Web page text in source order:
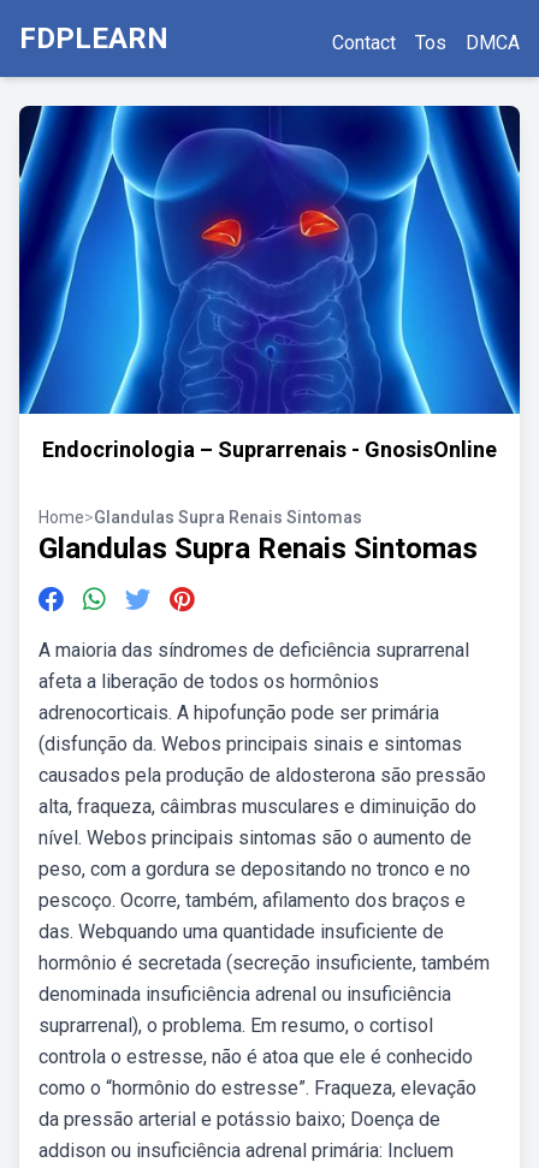
FDPLEARN Contact Tos DMCA
Endocrinologia – Suprarrenais - GnosisOnline
Home>Glandulas Supra Renais Sintomas
Glandulas Supra Renais Sintomas
A maioria das síndromes de deficiência suprarrenal
afeta a liberação de todos os hormônios
adrenocorticais. A hipofunção pode ser primária
(disfunção da. Webos principais sinais e sintomas
causados pela produção de aldosterona são pressão
alta, fraqueza, câimbras musculares e diminuição do
nível. Webos principais sintomas são o aumento de
peso, com a gordura se depositando no tronco e no
pescoço. Ocorre, também, afilamento dos braços e
das. Webquando uma quantidade insuficiente de
hormônio é secretada (secreção insuficiente, também
denominada insuficiência adrenal ou insuficiência
suprarrenal), o problema. Em resumo, o cortisol
controla o estresse, não é atoa que ele é conhecido
como o “hormônio do estresse”. Fraqueza, elevação
da pressão arterial e potássio baixo; Doença de
addison ou insuficiência adrenal primária: Incluem